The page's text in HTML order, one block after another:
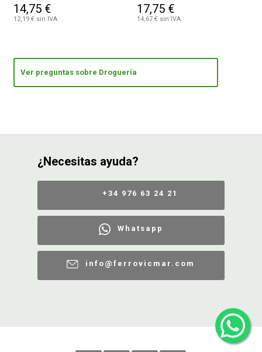
14,75 €
12,19 € sin IVA
17,75 €
14,67 € sin IVA
Ver preguntas sobre Droguería
¿Necesitas ayuda?
+34 976 63 24 21
Whatsapp
info@ferrovicmar.com